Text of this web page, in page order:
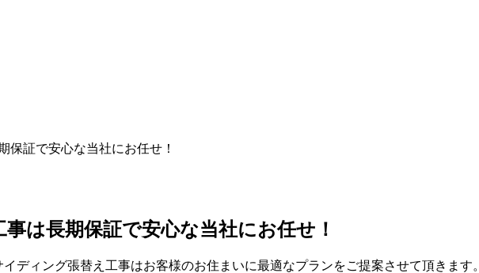
保証で安心な当社にお任せ！
は長期保証で安心な当社にお任せ！
ディング張替え工事はお客様のお住まいに最適なプランをご提案させて頂きます。